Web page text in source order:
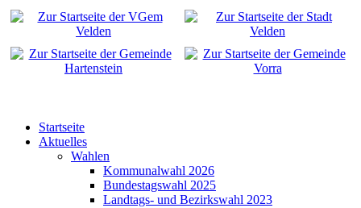
Startseite
Aktuelles
Wahlen
Kommunalwahl 2026
Bundestagswahl 2025
Landtags- und Bezirkswahl 2023